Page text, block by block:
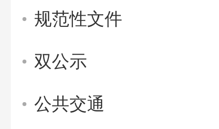
规范性文件
双公示
公共交通